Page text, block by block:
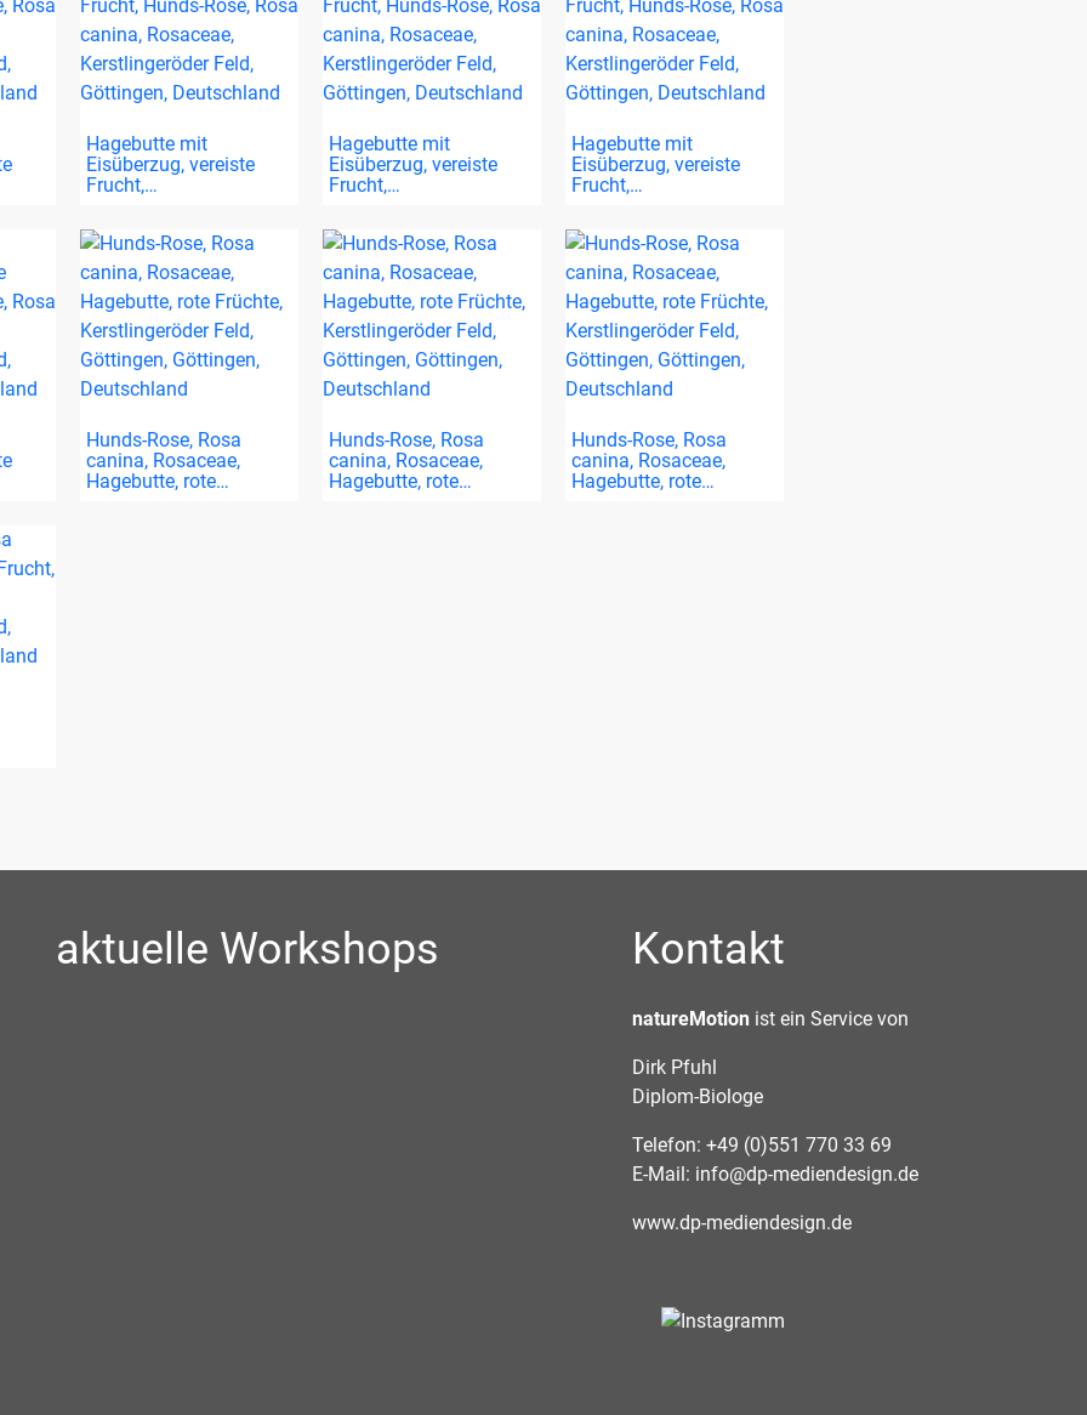
Hagebutte mit
Eisüberzug, vereiste
Frucht,…
Hagebutte mit
Eisüberzug, vereiste
Frucht,…
Hagebutte mit
Eisüberzug, vereiste
Frucht,…
Hunds-Rose, Rosa
canina, Rosaceae,
Hagebutte, rote…
Hunds-Rose, Rosa
canina, Rosaceae,
Hagebutte, rote…
Hunds-Rose, Rosa
canina, Rosaceae,
Hagebutte, rote…
aktuelle Workshops Kontakt
natureMotion ist ein Service von
Dirk Pfuhl
Diplom-Biologe
Telefon: +49 (0)551 770 33 69
E-Mail: info@dp-mediendesign.de
www.dp-mediendesign.de